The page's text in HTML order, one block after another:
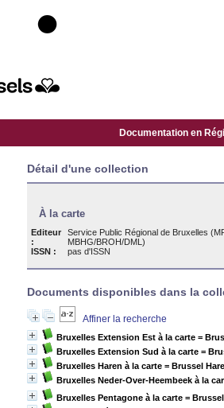
Documentation en
Détail d'une collection
À la carte
Editeur
:
Service Public Régional de Bruxelles
MBHG/BROH/DML)
ISSN :
pas d'ISSN
Documents disponibles dans la
Affiner la recherche
Bruxelles Extension Est à la carte =
Bruxelles Extension Sud à la carte =
Bruxelles Haren à la carte = Brussel
Bruxelles Neder-Over-Heembeek à la
Bruxelles Pentagone à la carte =